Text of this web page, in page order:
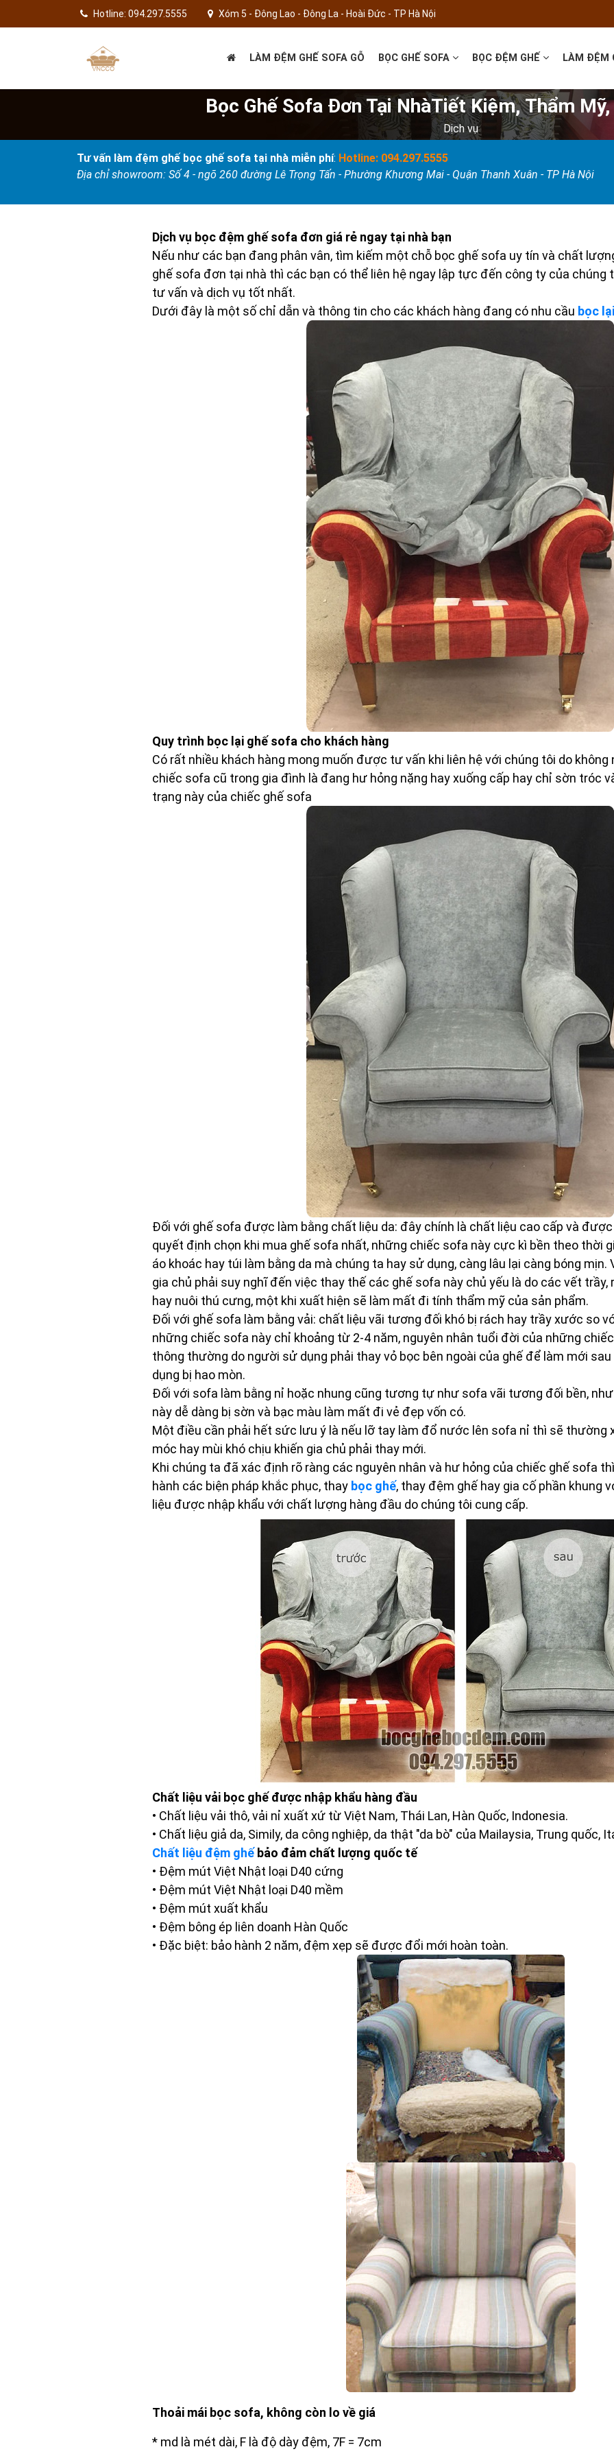
Hotline: 094.297.5555 Xóm 5 - Đông Lao - Đông La - Hoài Đức - TP Hà Nội
LÀM ĐỆM GHẾ SOFA GỖ BỌC GHẾ SOFA BỌC ĐỆM GHẾ LÀM ĐỆM
Bọc Ghế Sofa Đơn Tại NhàTiết Kiệm, Thẩm
Dịch vụ
Tư vấn làm đệm ghế bọc ghế sofa tại nhà miễn phí: Hotline: 094.297.5555
Địa chỉ showroom: Số 4 - ngõ 260 đường Lê Trọng Tấn - Phường Khương Mai - Quận Thanh Xuân - TP Hà Nội
Dịch vụ bọc đệm ghế sofa đơn giá rẻ ngay tại nhà bạn
Nếu như các bạn đang phân vân, tìm kiếm một chỗ bọc ghế sofa uy tín và chất
ghế sofa đơn tại nhà thì các bạn có thể liên hệ ngay lập tực đến công ty của
tư vấn và dịch vụ tốt nhất.
Dưới đây là một số chỉ dẫn và thông tin cho các khách hàng đang có nhu cầu bọc
Quy trình bọc lại ghế sofa cho khách hàng
Có rất nhiều khách hàng mong muốn được tư vấn khi liên hệ với chúng tôi do
chiếc sofa cũ trong gia đình là đang hư hỏng nặng hay xuống cấp hay chỉ sờn tróc
trạng này của chiếc ghế sofa
Đối với ghế sofa được làm bằng chất liệu da: đây chính là chất liệu cao cấp và
quyết định chọn khi mua ghế sofa nhất, những chiếc sofa này cực kì bền theo thời
áo khoác hay túi làm bằng da mà chúng ta hay sử dụng, càng lâu lại càng bóng mịn.
gia chủ phải suy nghĩ đến việc thay thế các ghế sofa này chủ yếu là do các vết trầy,
hay nuôi thú cưng, một khi xuất hiện sẽ làm mất đi tính thẩm mỹ của sản phẩm.
Đối với ghế sofa làm bằng vải: chất liệu vãi tương đối khó bị rách hay trầy xước so
những chiếc sofa này chỉ khoảng từ 2-4 năm, nguyên nhân tuổi đời của những
thông thường do người sử dụng phải thay vỏ bọc bên ngoài của ghế để làm mới
dụng bị hao mòn.
Đối với sofa làm bằng nỉ hoặc nhung cũng tương tự như sofa vãi tương đối bền,
này dễ dàng bị sờn và bạc màu làm mất đi vẻ đẹp vốn có.
Một điều cần phải hết sức lưu ý là nếu lỡ tay làm đổ nước lên sofa nỉ thì sẽ thường
móc hay mùi khó chịu khiến gia chủ phải thay mới.
Khi chúng ta đã xác định rõ ràng các nguyên nhân và hư hỏng của chiếc ghế sofa
hành các biện pháp khắc phục, thay bọc ghế, thay đệm ghế hay gia cố phần khung
liệu được nhập khẩu với chất lượng hàng đầu do chúng tôi cung cấp.
Chất liệu vải bọc ghế được nhập khẩu hàng đầu
• Chất liệu vải thô, vải nỉ xuất xứ từ Việt Nam, Thái Lan, Hàn Quốc, Indonesia.
• Chất liệu giả da, Simily, da công nghiệp, da thật "da bò" của Mailaysia, Trung quốc,
Chất liệu đệm ghế bảo đảm chất lượng quốc tế
• Đệm mút Việt Nhật loại D40 cứng
• Đệm mút Việt Nhật loại D40 mềm
• Đệm mút xuất khẩu
• Đệm bông ép liên doanh Hàn Quốc
• Đặc biệt: bảo hành 2 năm, đệm xẹp sẽ được đổi mới hoàn toàn.
Thoải mái bọc sofa, không còn lo về giá
* md là mét dài, F là độ dày đệm, 7F = 7cm